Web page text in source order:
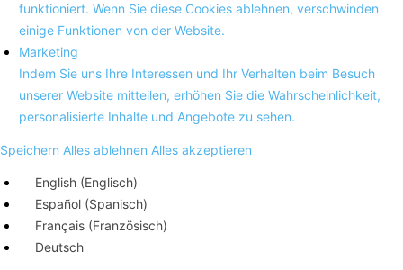
funktioniert. Wenn Sie diese Cookies ablehnen, verschwinden
einige Funktionen von der Website.
Marketing
Indem Sie uns Ihre Interessen und Ihr Verhalten beim Besuch
unserer Website mitteilen, erhöhen Sie die Wahrscheinlichkeit,
personalisierte Inhalte und Angebote zu sehen.
Speichern Alles ablehnen Alles akzeptieren
English (Englisch)
Español (Spanisch)
Français (Französisch)
Deutsch